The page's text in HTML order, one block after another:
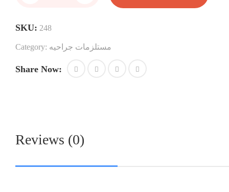
SKU: 248
Category: مستلزمات جراحيه
Share Now:
Reviews (0)